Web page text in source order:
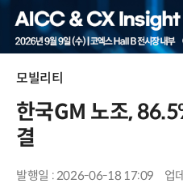
모빌리티
한국GM 노조,
결
발행일 : 2026-06-18 17:09 업